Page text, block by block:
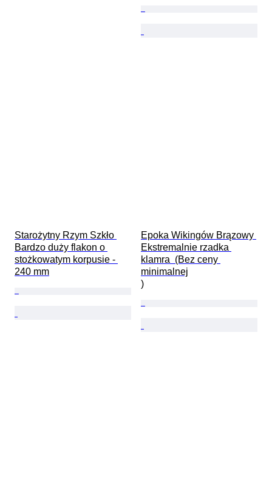
Starożytny Rzym Szkło
Bardzo duży flakon o
stożkowatym korpusie -
240 mm
Epoka Wikingów Brązowy
Ekstremalnie rzadka
klamra  (Bez ceny
minimalnej
)